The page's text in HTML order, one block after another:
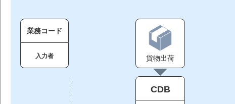
業務コード
貨物出荷
入力者
CDB